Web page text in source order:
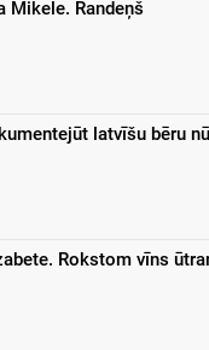
Mikele. Randeņš
latvīšu bēru
Rokstom vīns